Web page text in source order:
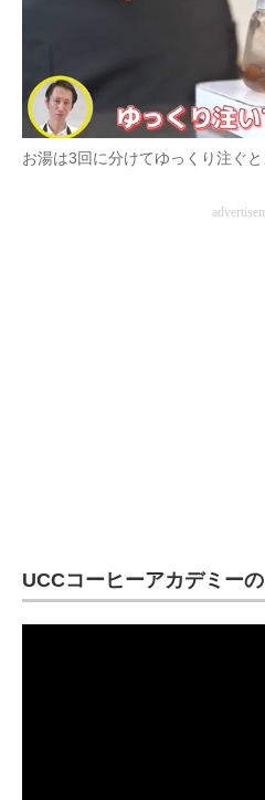
お湯は3回に分けてゆっくり注ぐ
UCCコーヒーアカデミー